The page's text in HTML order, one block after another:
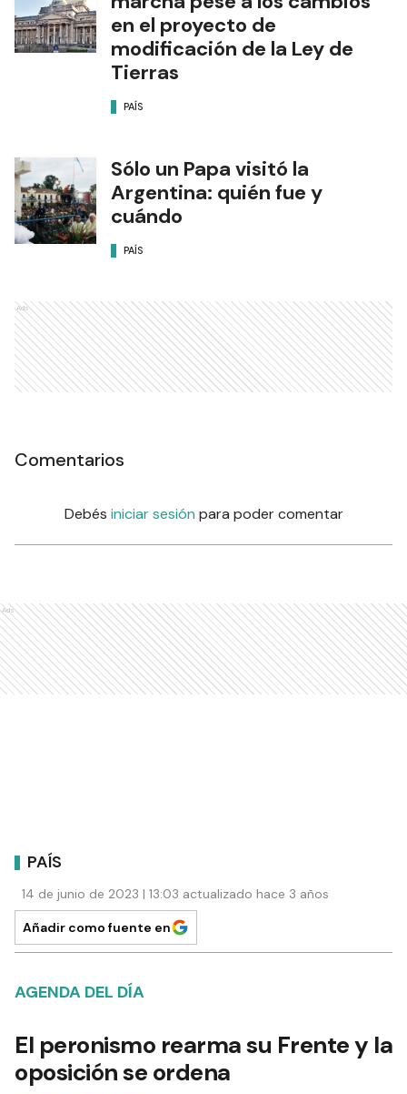
en el proyecto de
modificación de la Ley de
Tierras
PAÍS
Sólo un Papa visitó la
Argentina: quién fue y
cuándo
PAÍS
Ads
Comentarios
Debés iniciar sesión para poder comentar
Ads
PAÍS
14 de junio de 2023 | 13:03 actualizado hace 3 años
Añadir como fuente en
AGENDA DEL DÍA
El peronismo rearma su Frente y la
oposición se ordena